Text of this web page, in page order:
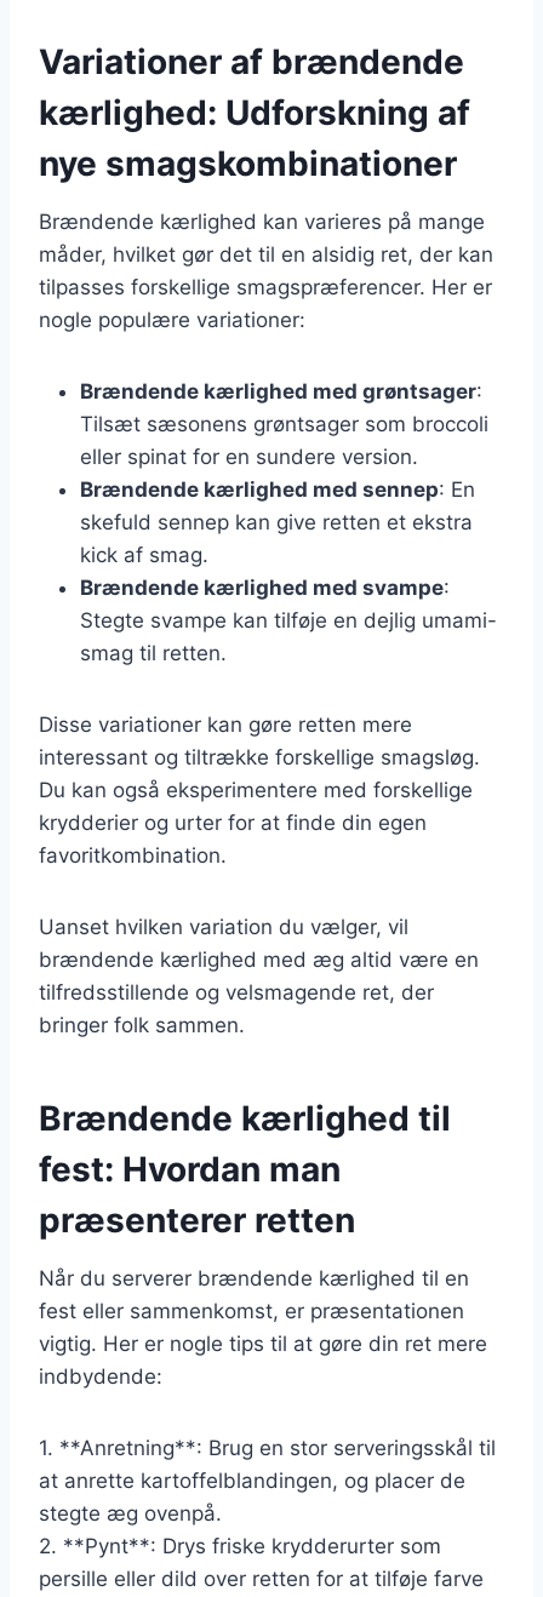
Variationer af brændende
kærlighed: Udforskning af
nye smagskombinationer
Brændende kærlighed kan varieres på mange
måder, hvilket gør det til en alsidig ret, der kan
tilpasses forskellige smagspræferencer. Her er
nogle populære variationer:
Brændende kærlighed med grøntsager:
Tilsæt sæsonens grøntsager som broccoli
eller spinat for en sundere version.
Brændende kærlighed med sennep: En
skefuld sennep kan give retten et ekstra
kick af smag.
Brændende kærlighed med svampe:
Stegte svampe kan tilføje en dejlig umami-
smag til retten.
Disse variationer kan gøre retten mere
interessant og tiltrække forskellige smagsløg.
Du kan også eksperimentere med forskellige
krydderier og urter for at finde din egen
favoritkombination.
Uanset hvilken variation du vælger, vil
brændende kærlighed med æg altid være en
tilfredsstillende og velsmagende ret, der
bringer folk sammen.
Brændende kærlighed til
fest: Hvordan man
præsenterer retten
Når du serverer brændende kærlighed til en
fest eller sammenkomst, er præsentationen
vigtig. Her er nogle tips til at gøre din ret mere
indbydende:
1. **Anretning**: Brug en stor serveringsskål til
at anrette kartoffelblandingen, og placer de
stegte æg ovenpå.
2. **Pynt**: Drys friske krydderurter som
persille eller dild over retten for at tilføje farve